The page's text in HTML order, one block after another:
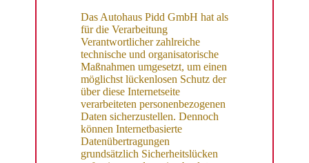
Das Autohaus Pidd GmbH hat als
für die Verarbeitung
Verantwortlicher zahlreiche
technische und organisatorische
Maßnahmen umgesetzt, um einen
möglichst lückenlosen Schutz der
über diese Internetseite
verarbeiteten personenbezogenen
Daten sicherzustellen. Dennoch
können Internetbasierte
Datenübertragungen
grundsätzlich Sicherheitslücken